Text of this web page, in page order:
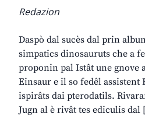
Redazion
Daspò dal sucès dal prin
simpatics dinosauruts che a
proponin pal Istât une gnove
Einsaur e il so fedêl
ispirâts dai pterodatils.
Jugn al è rivât tes ediculis dal